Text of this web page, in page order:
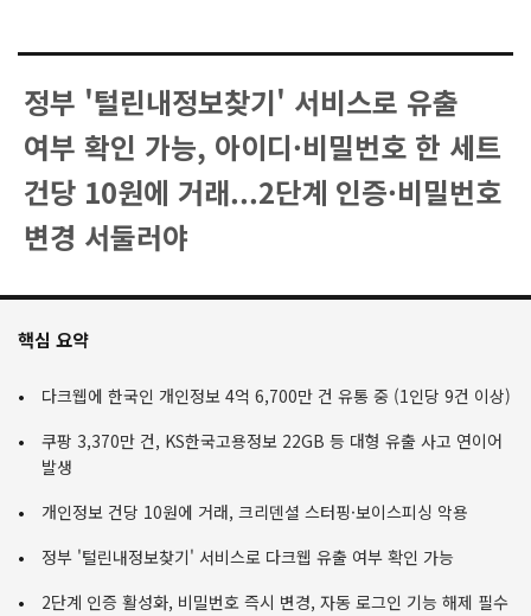
정부 '털린내정보찾기' 서비스로 유출
여부 확인 가능, 아이디·비밀번호 한 세트
건당 10원에 거래...2단계 인증·비밀번호
변경 서둘러야
핵심 요약
다크웹에 한국인 개인정보 4억 6,700만 건 유통 중 (1인당 9건 이상)
쿠팡 3,370만 건, KS한국고용정보 22GB 등 대형 유출 사고 연이어
발생
개인정보 건당 10원에 거래, 크리덴셜 스터핑·보이스피싱 악용
정부 '털린내정보찾기' 서비스로 다크웹 유출 여부 확인 가능
2단계 인증 활성화, 비밀번호 즉시 변경, 자동 로그인 기능 해제 필수